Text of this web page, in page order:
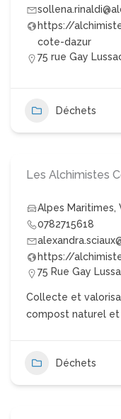
https://
cote-dazur
75 rue Gay
Déchets
Les Alchimistes
Alpes Maritimes,
0782715618
https://
75 Rue Gay
Collecte et
compost naturel et
Déchets